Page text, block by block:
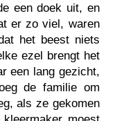
een doek uit, en
er zo viel, waren
het beest niets
ezel brengt het
een lang gezicht,
de familie om
als ze gekomen